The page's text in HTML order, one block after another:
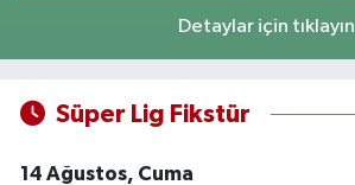
Detaylar için tıklayın
Süper Lig Fikstür
14 Ağustos, Cuma